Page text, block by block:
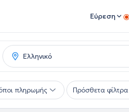
Εύρεση
πληρωμής Πρόσθετα φίλτρα